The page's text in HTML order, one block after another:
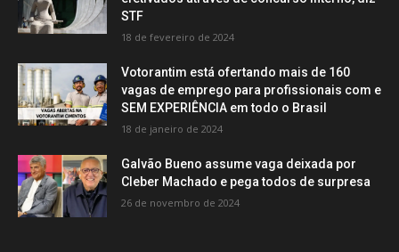
STF
18 de fevereiro de 2024
Votorantim está ofertando mais de 160
vagas de emprego para profissionais com e
SEM EXPERIÊNCIA em todo o Brasil
18 de janeiro de 2024
Galvão Bueno assume vaga deixada por
Cleber Machado e pega todos de surpresa
26 de novembro de 2024